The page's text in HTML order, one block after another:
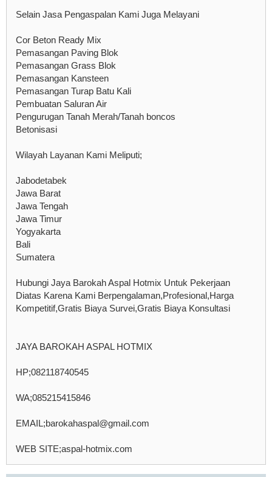
Selain Jasa Pengaspalan Kami Juga Melayani
Cor Beton Ready Mix
Pemasangan Paving Blok
Pemasangan Grass Blok
Pemasangan Kansteen
Pemasangan Turap Batu Kali
Pembuatan Saluran Air
Pengurugan Tanah Merah/Tanah boncos
Betonisasi
Wilayah Layanan Kami Meliputi;
Jabodetabek
Jawa Barat
Jawa Tengah
Jawa Timur
Yogyakarta
Bali
Sumatera
Hubungi Jaya Barokah Aspal Hotmix Untuk Pekerjaan
Diatas Karena Kami Berpengalaman,Profesional,Harga
Kompetitif,Gratis Biaya Survei,Gratis Biaya Konsultasi
JAYA BAROKAH ASPAL HOTMIX
HP;082118740545
WA;085215415846
EMAIL;barokahaspal@gmail.com
WEB SITE;aspal-hotmix.com